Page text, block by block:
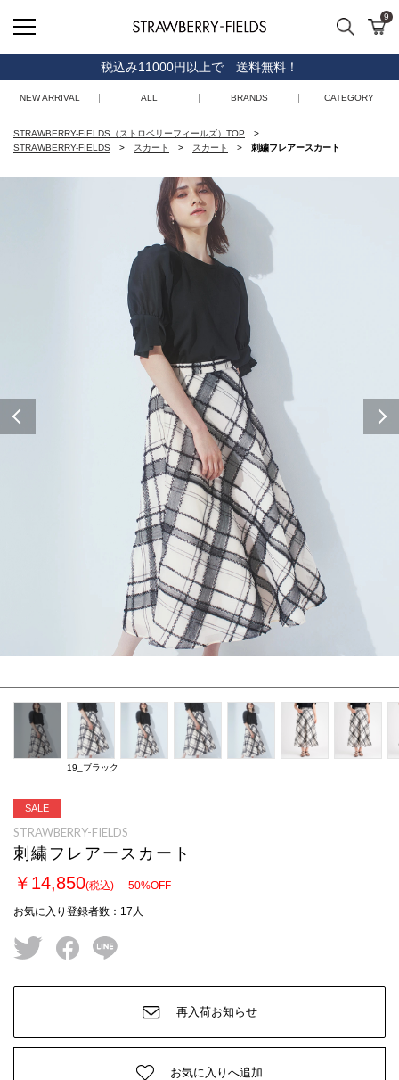
STRAWBERRY-FIELDS
検索 カ
9
税込み11000円以上で 送料無料！
NEW ARRIVAL ALL BRANDS CATEGORY
STRAWBERRY-FIELDS（ストロベリーフィールズ）TOP
STRAWBERRY-FIELDS
スカート スカート 刺繍フレアースカート
19_ブラック
SALE
STRAWBERRY-FIELDS
刺繍フレアースカート
￥14,850(税込) 50%OFF
お気に入り登録者数 ： 17 人
twitter facebook
再入荷お知らせ
お気に入りへ追加